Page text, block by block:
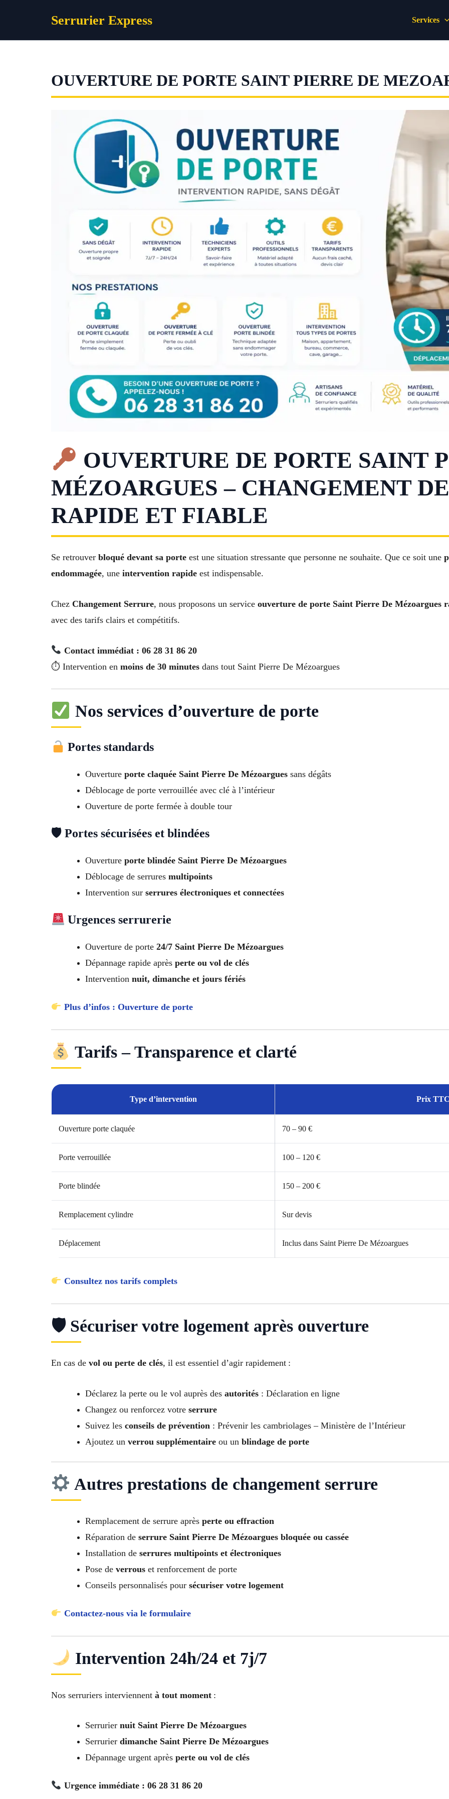
Serrurier Express Services
OUVERTURE DE PORTE SAINT PIERRE DE
OUVERTURE DE PORTE SAINT
MÉZOARGUES – CHANGEMENT
RAPIDE ET FIABLE
Se retrouver bloqué devant sa porte est une situation stressante que personne ne souhaite. Que ce soit une
endommagée, une intervention rapide est indispensable.
Chez Changement Serrure, nous proposons un service ouverture de porte Saint Pierre De Mézoargues
avec des tarifs clairs et compétitifs.
Contact immédiat : 06 28 31 86 20
⏱ Intervention en moins de 30 minutes dans tout Saint Pierre De Mézoargues
Nos services d’ouverture de porte
Portes standards
Ouverture porte claquée Saint Pierre De Mézoargues sans dégâts
Déblocage de porte verrouillée avec clé à l’intérieur
Ouverture de porte fermée à double tour
🛡 Portes sécurisées et blindées
Ouverture porte blindée Saint Pierre De Mézoargues
Déblocage de serrures multipoints
Intervention sur serrures électroniques et connectées
Urgences serrurerie
Ouverture de porte 24/7 Saint Pierre De Mézoargues
Dépannage rapide après perte ou vol de clés
Intervention nuit, dimanche et jours fériés
Plus d’infos : Ouverture de porte
Tarifs – Transparence et clarté
Type d’intervention Prix
Ouverture porte claquée 70 – 90 €
Porte verrouillée 100 – 120 €
Porte blindée 150 – 200 €
Remplacement cylindre Sur devis
Déplacement Inclus dans Saint Pierre De Mézoargues
Consultez nos tarifs complets
🛡 Sécuriser votre logement après ouverture
En cas de vol ou perte de clés, il est essentiel d’agir rapidement :
Déclarez la perte ou le vol auprès des autorités : Déclaration en ligne
Changez ou renforcez votre serrure
Suivez les conseils de prévention : Prévenir les cambriolages – Ministère de l’Intérieur
Ajoutez un verrou supplémentaire ou un blindage de porte
Autres prestations de changement serrure
Remplacement de serrure après perte ou effraction
Réparation de serrure Saint Pierre De Mézoargues bloquée ou cassée
Installation de serrures multipoints et électroniques
Pose de verrous et renforcement de porte
Conseils personnalisés pour sécuriser votre logement
Contactez-nous via le formulaire
Intervention 24h/24 et 7j/7
Nos serruriers interviennent à tout moment :
Serrurier nuit Saint Pierre De Mézoargues
Serrurier dimanche Saint Pierre De Mézoargues
Dépannage urgent après perte ou vol de clés
Urgence immédiate : 06 28 31 86 20